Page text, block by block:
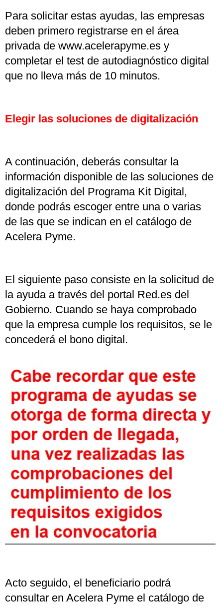
Para solicitar estas ayudas, las empresas
deben primero registrarse en el área
privada de www.acelerapyme.es y
completar el test de autodiagnóstico digital
que no lleva más de 10 minutos.
Elegir las soluciones de digitalización
A continuación, deberás consultar la
información disponible de las soluciones de
digitalización del Programa Kit Digital,
donde podrás escoger entre una o varias
de las que se indican en el catálogo de
Acelera Pyme.
El siguiente paso consiste en la solicitud de
la ayuda a través del portal Red.es del
Gobierno. Cuando se haya comprobado
que la empresa cumple los requisitos, se le
concederá el bono digital.
Acto seguido, el beneficiario podrá
consultar en Acelera Pyme el catálogo de